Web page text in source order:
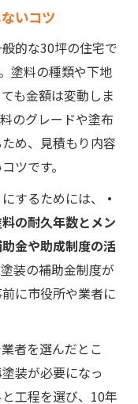
いコツ
的な30坪の住宅で
塗料の種類や下地
も金額は変動しま
のグレードや塗布
め、見積もり内容
ツです。
するためには、
・
料の耐久年数とメン
助金や助成制度の活
装の補助金制度が
に市役所や業者に
者を選んだとこ
装が必要になっ
工程を選び、10年